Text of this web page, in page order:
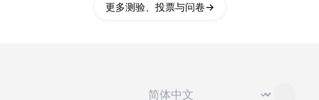
更多测验、投票与问卷→
切换语言 ⌄